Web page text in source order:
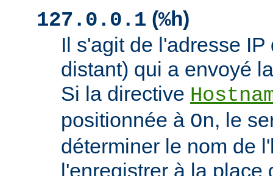
127.0.0.1 (%h)
Il s'agit de l'adresse
distant) qui a envoyé
Si la directive
positionnée à On, le
déterminer le nom de
l'enregistrer à la place